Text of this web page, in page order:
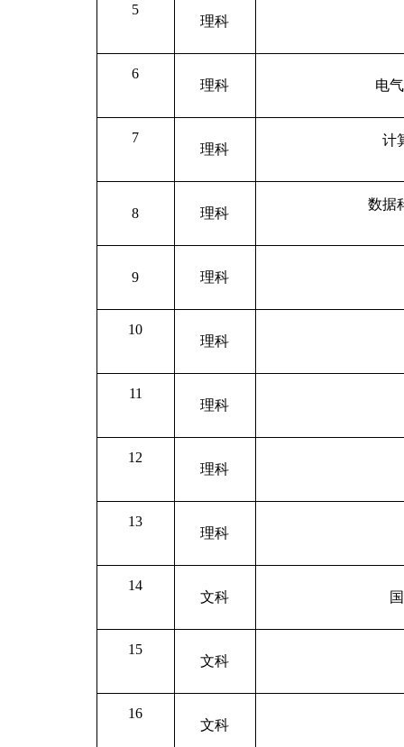
5
理科
6
理科 电
7
理科
计
8 理科
数据
9 理科
10
理科
11
理科
12
理科
13
理科
14
文科
15
文科
16
文科